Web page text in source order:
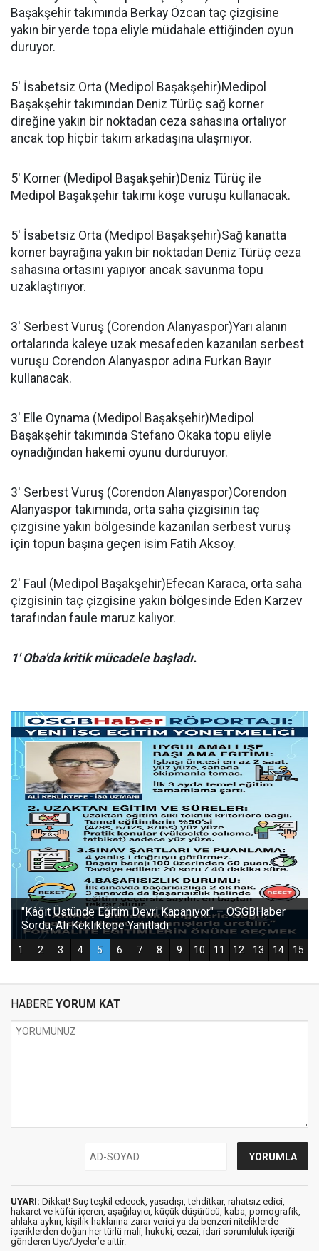
Başakşehir takımında Berkay Özcan taç çizgisine
yakın bir yerde topa eliyle müdahale ettiğinden oyun
duruyor.
5' İsabetsiz Orta (Medipol Başakşehir)Medipol
Başakşehir takımından Deniz Türüç sağ korner
direğine yakın bir noktadan ceza sahasına ortalıyor
ancak top hiçbir takım arkadaşına ulaşmıyor.
5' Korner (Medipol Başakşehir)Deniz Türüç ile
Medipol Başakşehir takımı köşe vuruşu kullanacak.
5' İsabetsiz Orta (Medipol Başakşehir)Sağ kanatta
korner bayrağına yakın bir noktadan Deniz Türüç ceza
sahasına ortasını yapıyor ancak savunma topu
uzaklaştırıyor.
3' Serbest Vuruş (Corendon Alanyaspor)Yarı alanın
ortalarında kaleye uzak mesafeden kazanılan serbest
vuruşu Corendon Alanyaspor adına Furkan Bayır
kullanacak.
3' Elle Oynama (Medipol Başakşehir)Medipol
Başakşehir takımında Stefano Okaka topu eliyle
oynadığından hakemi oyunu durduruyor.
3' Serbest Vuruş (Corendon Alanyaspor)Corendon
Alanyaspor takımında, orta saha çizgisinin taç
çizgisine yakın bölgesinde kazanılan serbest vuruş
için topun başına geçen isim Fatih Aksoy.
2' Faul (Medipol Başakşehir)Efecan Karaca, orta saha
çizgisinin taç çizgisine yakın bölgesinde Eden Karzev
tarafından faule maruz kalıyor.
1' Oba'da kritik mücadele başladı.
HABERE YORUM KAT
UYARI: Dikkat! Suç teşkil edecek, yasadışı, tehditkar, rahatsız edici,
hakaret ve küfür içeren, aşağılayıcı, küçük düşürücü, kaba, pornografik,
ahlaka aykırı, kişilik haklarına zarar verici ya da benzeri niteliklerde
içeriklerden doğan her türlü mali, hukuki, cezai, idari sorumluluk içeriği
gönderen Üye/Üyeler’e aittir.